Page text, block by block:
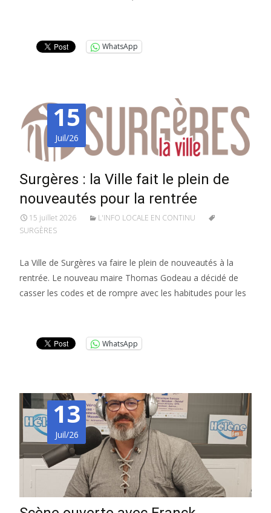
WhatsApp
15
Juil/26
Surgères : la Ville fait le plein de
nouveautés pour la rentrée
15 juillet 2026
L'INFO LOCALE EN CONTINU
SURGÈRES
La Ville de Surgères va faire le plein de nouveautés à la
rentrée. Le nouveau maire Thomas Godeau a décidé de
casser les codes et de rompre avec les habitudes pour les
WhatsApp
13
Juil/26